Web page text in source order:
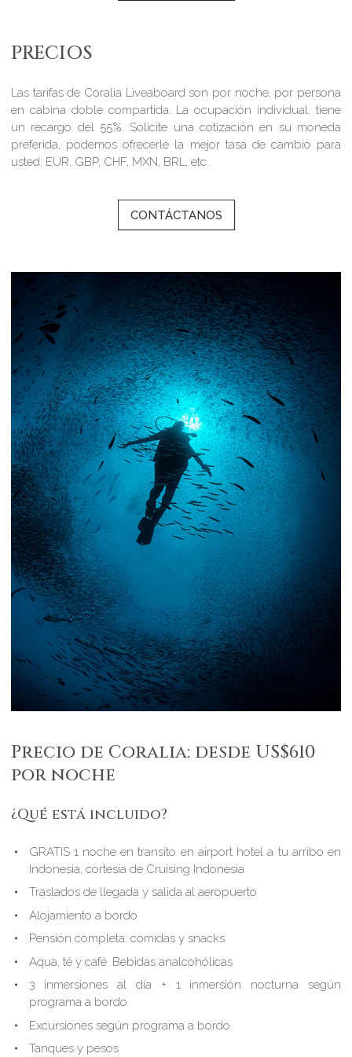
PRECIOS
Las tarifas de Coralia Liveaboard son por noche, por persona
en cabina doble compartida. La ocupación individual, tiene
un recargo del 55%. Solicite una cotización en su moneda
preferida, podemos ofrecerle la mejor tasa de cambio para
usted: EUR, GBP, CHF, MXN, BRL, etc.
CONTÁCTANOS
Precio de Coralia: desde US$610
por noche
¿Qué está incluido?
GRATIS 1 noche en transito en airport hotel a tu arribo en
Indonesia, cortesía de Cruising Indonesia
Traslados de llegada y salida al aeropuerto
Alojamiento a bordo
Pensión completa: comidas y snacks
Aqua, té y café. Bebidas analcohólicas
3 inmersiones al día + 1 inmersión nocturna según
programa a bordo
Excursiones según programa a bordo
Tanques y pesos